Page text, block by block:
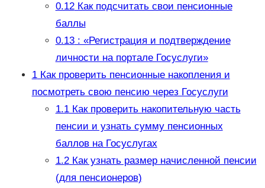
0.12Как подсчитать свои пенсионные
баллы
0.13: «Регистрация и подтверждение
личности на портале Госуслуги»
1Как проверить пенсионные накопления и
посмотреть свою пенсию через Госуслуги
1.1Как проверить накопительную часть
пенсии и узнать сумму пенсионных
баллов на Госуслугах
1.2Как узнать размер начисленной пенсии
(для пенсионеров)